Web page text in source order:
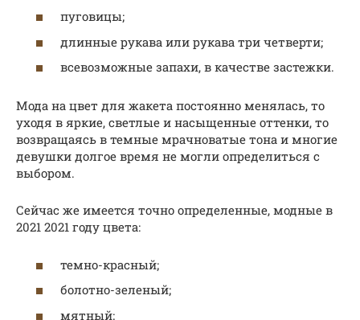
пуговицы;
длинные рукава или рукава три четверти;
всевозможные запахи, в качестве застежки.
Мода на цвет для жакета постоянно менялась, то
уходя в яркие, светлые и насыщенные оттенки, то
возвращаясь в темные мрачноватые тона и многие
девушки долгое время не могли определиться с
выбором.
Сейчас же имеется точно определенные, модные в
2021 2021 году цвета:
темно-красный;
болотно-зеленый;
мятный;